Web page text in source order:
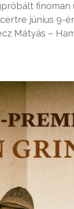
június 9-
Mátyás –